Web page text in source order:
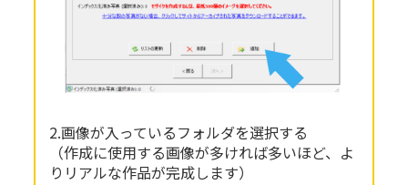
2.画像が入っているフォルダを選択する
（作成に使用する画像が多ければ多いほど、よ
りリアルな作品が完成します）